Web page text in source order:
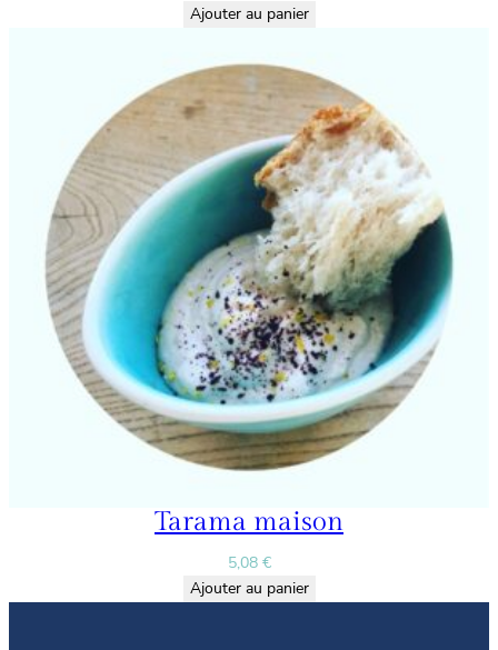
Ajouter au panier
Tarama maison
5,08 €
Ajouter au panier